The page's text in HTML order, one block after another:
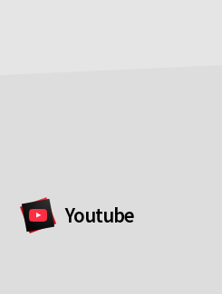
Youtube